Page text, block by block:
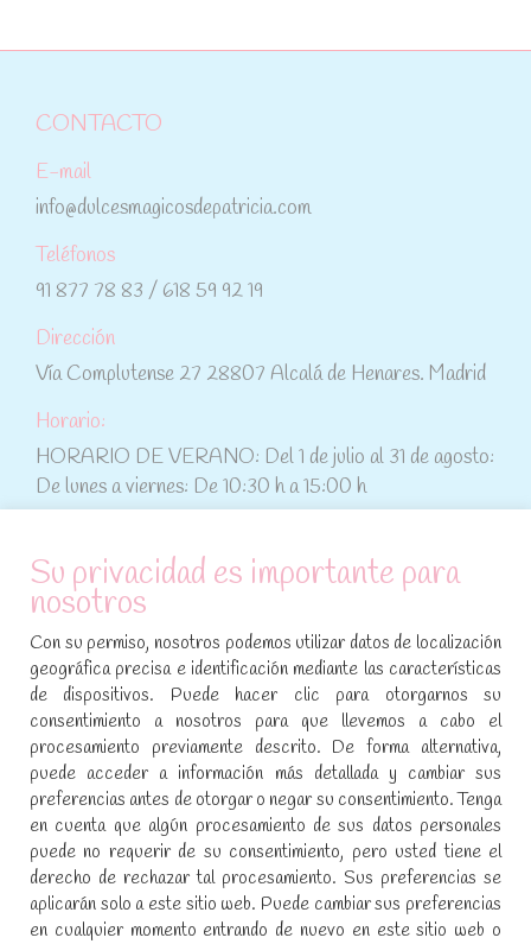
CONTACTO
E-mail
info@dulcesmagicosdepatricia.com
Teléfonos
91 877 78 83 / 618 59 92 19
Dirección
Vía Complutense 27 28807 Alcalá de Henares. Madrid
Horario:
HORARIO DE VERANO: Del 1 de julio al 31 de agosto:
De lunes a viernes: De 10:30 h a 15:00 h
ATENCIÓN AL CLIENTE
Condiciones de compra
Aviso legal y política de privacidad
Política de cookies
SÍGUENOS EN REDES SOCIALES
Encuéntranos en:
Facebook
page
opens
in
YouTube
page
opens
in
Instagram
page
opens
in
No te pierdas las promociones y novedades, suscríbete a
nuestra newsletter:
Su privacidad es importante para
nosotros
Con su permiso, nosotros podemos utilizar datos de localización
geográfica precisa e identificación mediante las características
de dispositivos. Puede hacer clic para otorgarnos su
consentimiento a nosotros para que llevemos a cabo el
procesamiento previamente descrito. De forma alternativa,
puede acceder a información más detallada y cambiar sus
preferencias antes de otorgar o negar su consentimiento. Tenga
en cuenta que algún procesamiento de sus datos personales
puede no requerir de su consentimiento, pero usted tiene el
derecho de rechazar tal procesamiento. Sus preferencias se
aplicarán solo a este sitio web. Puede cambiar sus preferencias
en cualquier momento entrando de nuevo en este sitio web o